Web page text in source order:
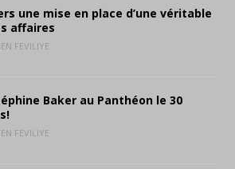
une mise en place d’une véritable
affaires
FEVILIYE
Baker au Panthéon le 30
FEVILIYE